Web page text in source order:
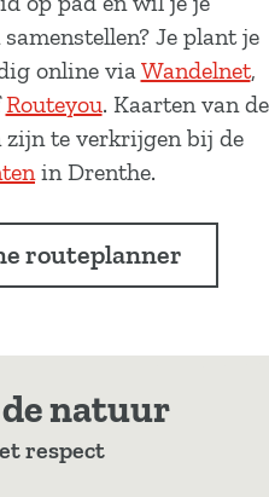
Je plant je
online viaWandelnet,
Routeyou. Kaarten van de
zijn te verkrijgen bij de
in Drenthe.
routeplanner
natuur
respect